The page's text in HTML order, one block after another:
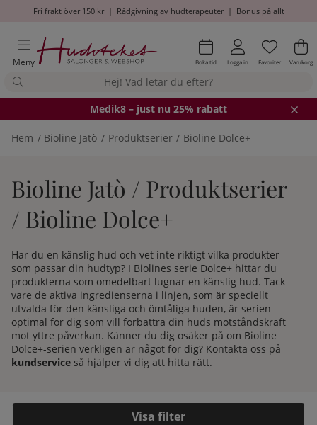
Fri frakt över 150 kr| Rådgivning av hudterapeuter| Bonus på allt
Meny Boka tid Logga in Antal i
.
Favoriter .
Varukorg
Medik8 – just nu 25% rabatt
Hem Bioline Jatò Produktserier Bioline Dolce+
Bioline Jatò / Produktserier
/ Bioline Dolce+
Har du en känslig hud och vet inte riktigt vilka produkter
som passar din hudtyp? I Biolines serie Dolce+ hittar du
produkterna som omedelbart lugnar en känslig hud. Tack
vare de aktiva ingredienserna i linjen, som är speciellt
utvalda för den känsliga och ömtåliga huden, är serien
optimal för dig som vill förbättra din huds motståndskraft
mot yttre påverkan. Känner du dig osäker på om Bioline
Dolce+-serien verkligen är något för dig? Kontakta oss på
kundservice så hjälper vi dig att hitta rätt.
Filtrera